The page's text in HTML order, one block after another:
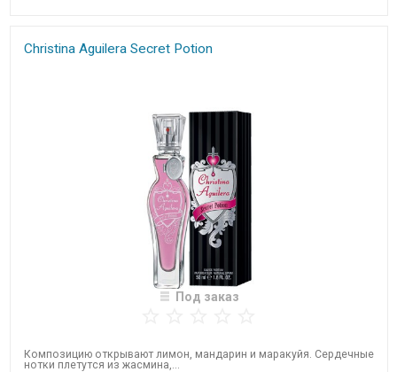
Christina Aguilera Secret Potion
Под заказ
Композицию открывают лимон, мандарин и маракуйя. Сердечные
нотки плетутся из жасмина,...